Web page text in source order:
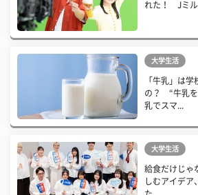
れた！ Jミル
大学生活
「牛乳」は
の？ “牛乳
乳でスマ...
大学生活
給食だけじ
しむアイデア